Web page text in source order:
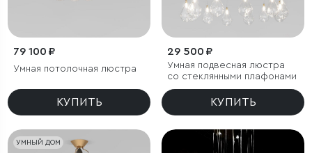
79 100 ₽
Умная потолочная люстра
КУПИТЬ
29 500 ₽
Умная подвесная люстра
со стеклянными плафонами
КУПИТЬ
УМНЫЙ ДОМ